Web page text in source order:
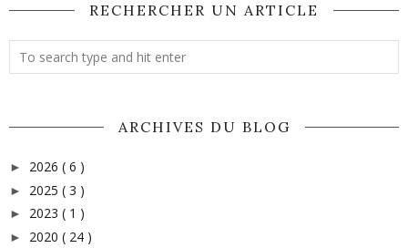
RECHERCHER UN ARTICLE
ARCHIVES DU BLOG
► 2026 ( 6 )
► 2025 ( 3 )
► 2023 ( 1 )
► 2020 ( 24 )